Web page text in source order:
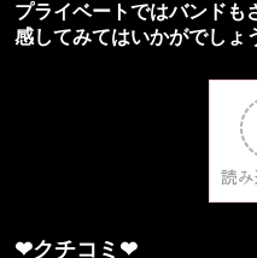
プライベートではバンドも
感してみてはいかがでしょ